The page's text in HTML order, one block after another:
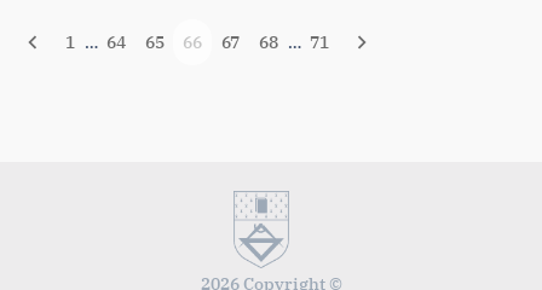
în
1 … 64 65 66 67 68 … 71
2026 Copyright ©